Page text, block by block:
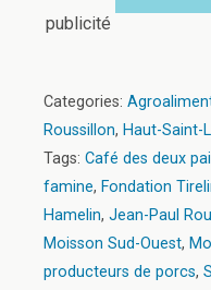
publicité
Categories:
Roussillon, Haut-Saint-
Tags: Café des deux
famine, Fondation
Hamelin, Jean-Paul
Moisson Sud-Ouest,
producteurs de porcs,